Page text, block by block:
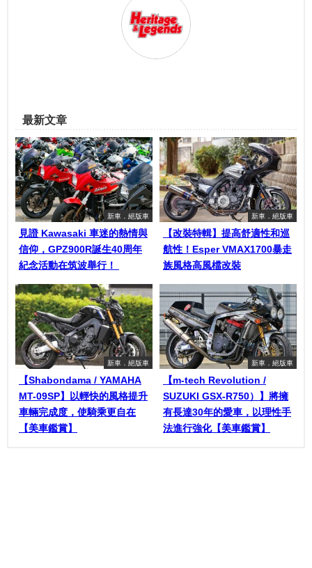
最新文章
新車．絕版車
見證 Kawasaki 車迷的熱情與
信仰，GPZ900R誕生40周年
紀念活動在筑波舉行！
新車．絕版車
【改裝特輯】提高舒適性和巡
航性！Esper VMAX1700暴走
族風格高風檔改裝
新車．絕版車
【Shabondama / YAMAHA
MT-09SP】以輕快的風格提升
車輛完成度，使騎乘更自在
【美車鑑賞】
新車．絕版車
【m-tech Revolution /
SUZUKI GSX-R750）】將擁
有長達30年的愛車，以理性手
法進行強化【美車鑑賞】